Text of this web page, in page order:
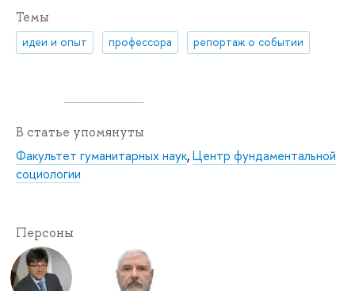
Темы
идеи и опыт профессора репортаж о событии
В статье упомянуты
Факультет гуманитарных наук,Центр фундаментальной
социологии
Персоны